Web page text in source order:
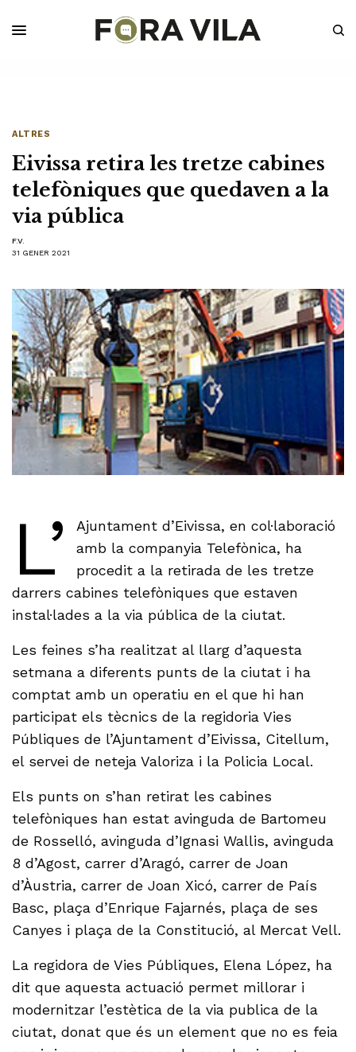
ALTRES
Eivissa retira les tretze cabines
telefòniques que quedaven a la
via pública
F.V.
31 GENER 2021
L’
Ajuntament d’Eivissa, en col·laboració
amb la companyia Telefònica, ha
procedit a la retirada de les tretze
darrers cabines telefòniques que estaven
instal·lades a la via pública de la ciutat.
Les feines s’ha realitzat al llarg d’aquesta
setmana a diferents punts de la ciutat i ha
comptat amb un operatiu en el que hi han
participat els tècnics de la regidoria Vies
Públiques de l’Ajuntament d’Eivissa, Citellum,
el servei de neteja Valoriza i la Policia Local.
Els punts on s’han retirat les cabines
telefòniques han estat avinguda de Bartomeu
de Rosselló, avinguda d’Ignasi Wallis, avinguda
8 d’Agost, carrer d’Aragó, carrer de Joan
d’Àustria, carrer de Joan Xicó, carrer de País
Basc, plaça d’Enrique Fajarnés, plaça de ses
Canyes i plaça de la Constitució, al Mercat Vell.
La regidora de Vies Públiques, Elena López, ha
dit que aquesta actuació permet millorar i
modernitzar l’estètica de la via publica de la
ciutat, donat que és un element que no es feia